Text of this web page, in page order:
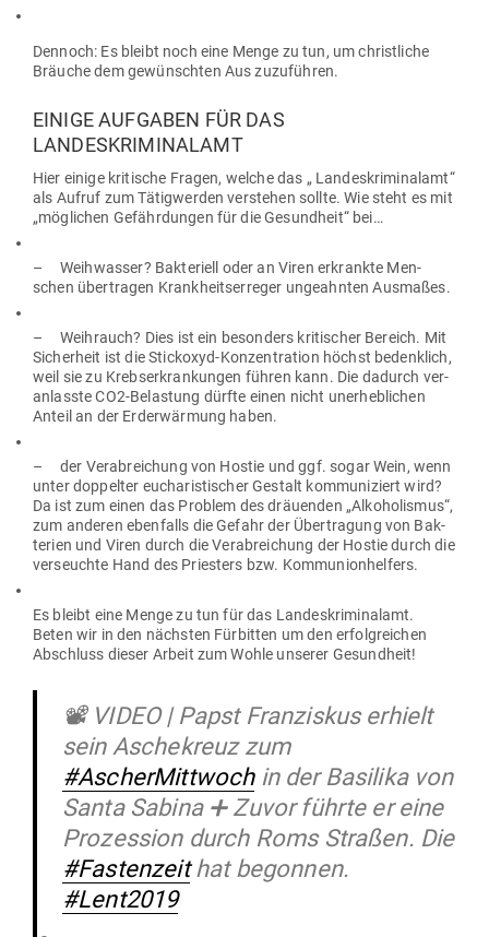
Dennoch: Es bleibt noch eine Menge zu tun, um christ­liche
Bräuche dem gewünschten Aus zuzuführen.
EINIGE AUF­GABEN FÜR DAS
LANDESKRIMINALAMT
Hier einige kri­tische Fragen, welche das „ Lan­des­kri­mi­nalamt“
als Aufruf zum Tätig­werden ver­stehen sollte. Wie steht es mit
„mög­lichen Gefähr­dungen für die Gesundheit“ bei…
– Weih­wasser? Bak­te­riell oder an Viren erkrankte Men­
schen über­tragen Krank­heits­er­reger unge­ahnten Ausmaßes.
– Weih­rauch? Dies ist ein besonders kri­ti­scher Bereich. Mit
Sicherheit ist die Stickoxyd-Kon­zen­tration höchst bedenklich,
weil sie zu Krebs­er­kran­kungen führen kann. Die dadurch ver­
an­lasste CO2-Belastung dürfte einen nicht uner­heb­lichen
Anteil an der Erd­er­wärmung haben.
– der Ver­ab­rei­chung von Hostie und ggf. sogar Wein, wenn
unter dop­pelter eucha­ris­ti­scher Gestalt kom­mu­ni­ziert wird?
Da ist zum einen das Problem des dräu­enden „Alko­ho­lismus“,
zum anderen eben­falls die Gefahr der Über­tragung von Bak­
terien und Viren durch die Ver­ab­rei­chung der Hostie durch die
ver­seuchte Hand des Priesters bzw. Kommunionhelfers.
Es bleibt eine Menge zu tun für das Lan­des­kri­mi­nalamt.
Beten wir in den nächsten Für­bitten um den erfolg­reichen
Abschluss dieser Arbeit zum Wohle unserer Gesundheit!
📽 VIDEO | Papst Franziskus erhielt
sein Aschekreuz zum
#AscherMittwochin der Basilika von
Santa Sabina ➕ Zuvor führte er eine
Prozession durch Roms Straßen. Die
#Fastenzeithat begonnen.
#Lent2019